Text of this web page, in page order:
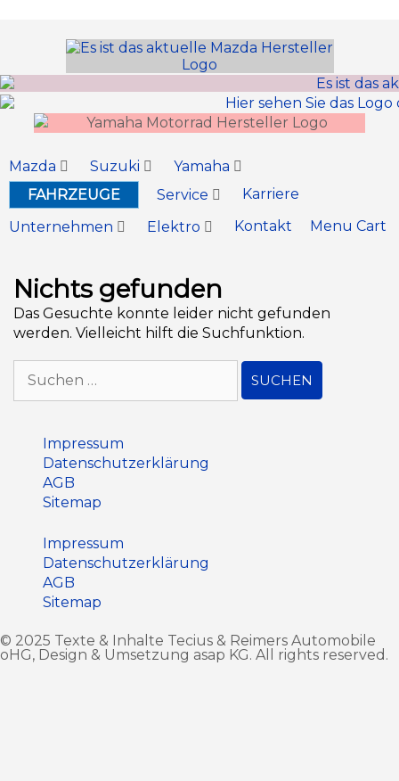
Mazda Suzuki
Yamaha
FAHRZEUGE
Service
Karriere
Unternehmen
Elektro Kontakt Menu Cart
Nichts gefunden
Das Gesuchte konnte leider nicht gefunden
werden. Vielleicht hilft die Suchfunktion.
Impressum
Datenschutz­erklärung
AGB
Sitemap
Impressum
Datenschutz­erklärung
AGB
Sitemap
© 2025 Texte & Inhalte Tecius & Reimers Automobile
oHG, Design & Umsetzung asap KG. All rights reserved.